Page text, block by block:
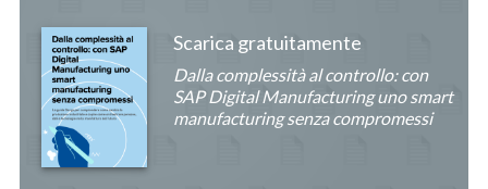
Scarica gratuitamente
Dalla complessità al controllo: con
SAP Digital Manufacturing uno smart
manufacturing senza compromessi